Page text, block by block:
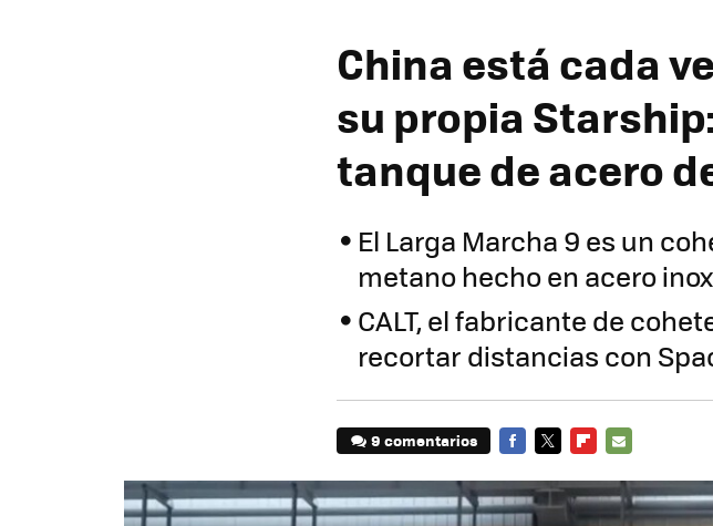
China está cada
su propia
tanque de acero
El Larga Marcha 9 es un
metano hecho en acero
CALT, el fabricante de
recortar distancias con
9 comentarios
MAIL